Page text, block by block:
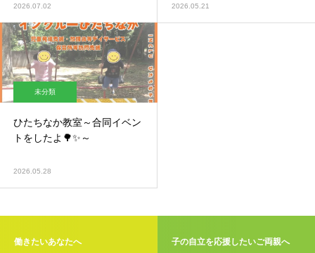
2026.07.02 2026.05.21
未分類
ひたちなか教室～合同イベン
トをしたよ🌳✨～
2026.05.28
働きたいあなたへ 子の自立を応援したいご両親へ